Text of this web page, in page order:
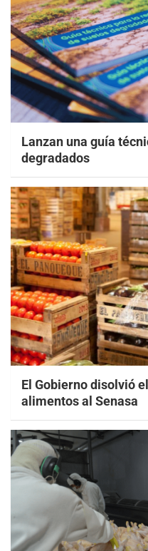
Lanzan una guía
degradados
El Gobierno disolvió
alimentos al Senasa